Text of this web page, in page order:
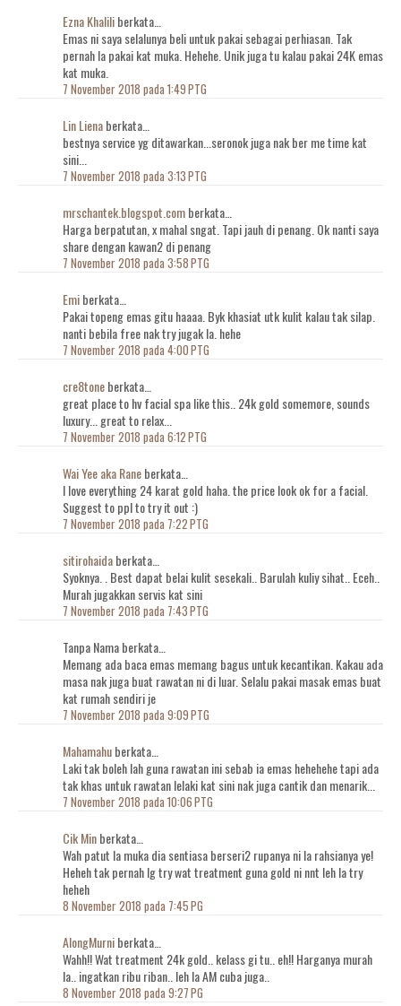
Ezna Khaliliberkata…
Emas ni saya selalunya beli untuk pakai sebagai perhiasan. Tak
pernah la pakai kat muka. Hehehe. Unik juga tu kalau pakai 24K emas
kat muka.
7 November 2018 pada 1:49 PTG
Lin Lienaberkata…
bestnya service yg ditawarkan...seronok juga nak ber me time kat
sini...
7 November 2018 pada 3:13 PTG
mrschantek.blogspot.comberkata…
Harga berpatutan, x mahal sngat. Tapi jauh di penang. Ok nanti saya
share dengan kawan2 di penang
7 November 2018 pada 3:58 PTG
Emiberkata…
Pakai topeng emas gitu haaaa. Byk khasiat utk kulit kalau tak silap.
nanti bebila free nak try jugak la. hehe
7 November 2018 pada 4:00 PTG
cre8toneberkata…
great place to hv facial spa like this.. 24k gold somemore, sounds
luxury... great to relax...
7 November 2018 pada 6:12 PTG
Wai Yee aka Raneberkata…
I love everything 24 karat gold haha. the price look ok for a facial.
Suggest to ppl to try it out :)
7 November 2018 pada 7:22 PTG
sitirohaidaberkata…
Syoknya. . Best dapat belai kulit sesekali.. Barulah kuliy sihat.. Eceh..
Murah jugakkan servis kat sini
7 November 2018 pada 7:43 PTG
Tanpa Nama berkata…
Memang ada baca emas memang bagus untuk kecantikan. Kakau ada
masa nak juga buat rawatan ni di luar. Selalu pakai masak emas buat
kat rumah sendiri je
7 November 2018 pada 9:09 PTG
Mahamahuberkata…
Laki tak boleh lah guna rawatan ini sebab ia emas hehehehe tapi ada
tak khas untuk rawatan lelaki kat sini nak juga cantik dan menarik...
7 November 2018 pada 10:06 PTG
Cik Minberkata…
Wah patut la muka dia sentiasa berseri2 rupanya ni la rahsianya ye!
Heheh tak pernah lg try wat treatment guna gold ni nnt leh la try
heheh
8 November 2018 pada 7:45 PG
AlongMurniberkata…
Wahh!! Wat treatment 24k gold.. kelass gi tu.. eh!! Harganya murah
la.. ingatkan ribu riban.. leh la AM cuba juga..
8 November 2018 pada 9:27 PG